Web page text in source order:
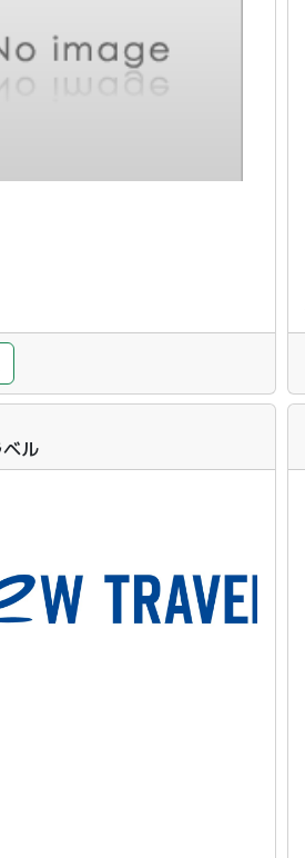
ル